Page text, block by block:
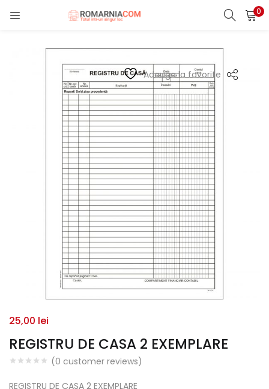
0
LOGIN REGISTER
Enter your username and password to login.
Remember me
Lost password?
Adauga la favorite
REGISTRU DE CASA 2 EXEMPLARE
(0 customer reviews)
25,00 lei
REGISTRU DE CASA 2 EXEMPLARE